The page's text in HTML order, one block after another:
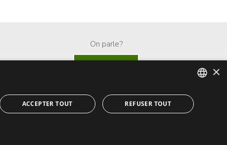
On parle?
ENGLISH
×
ACCEPTER TOUT REFUSER TOUT